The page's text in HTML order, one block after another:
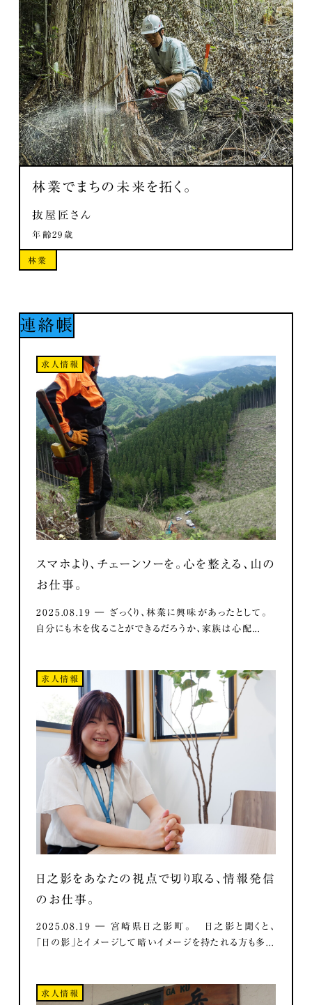
林業でまちの未来を拓く。
抜屋匠さん
年齢29歳
林業
連絡帳
求人情報
スマホより、チェーンソーを。心を整える、山の
お仕事。
2025.08.19 ― ざっくり、林業に興味があったとして。
自分にも木を伐ることができるだろうか、家族は心配...
求人情報
日之影をあなたの視点で切り取る、情報発信
のお仕事。
2025.08.19 ― 宮崎県日之影町。 日之影と聞くと、
「日の影」とイメージして暗いイメージを持たれる方も多...
求人情報